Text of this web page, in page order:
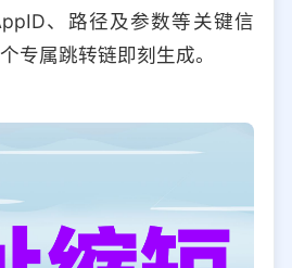
、路径及参数等关键信
专属跳转链即刻生成。